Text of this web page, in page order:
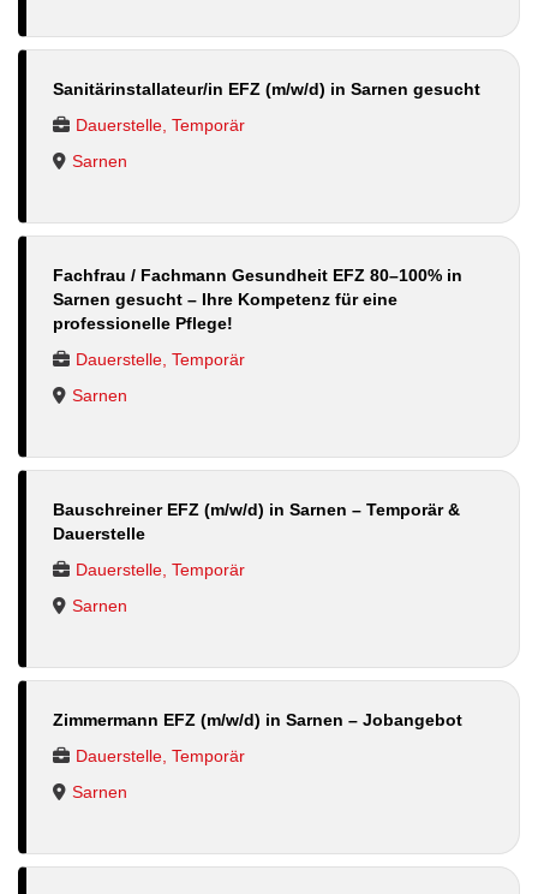
Sanitärinstallateur/in EFZ (m/w/d) in Sarnen gesucht
Dauerstelle, Temporär
Sarnen
Fachfrau / Fachmann Gesundheit EFZ 80–100% in
Sarnen gesucht – Ihre Kompetenz für eine
professionelle Pflege!
Dauerstelle, Temporär
Sarnen
Bauschreiner EFZ (m/w/d) in Sarnen – Temporär &
Dauerstelle
Dauerstelle, Temporär
Sarnen
Zimmermann EFZ (m/w/d) in Sarnen – Jobangebot
Dauerstelle, Temporär
Sarnen